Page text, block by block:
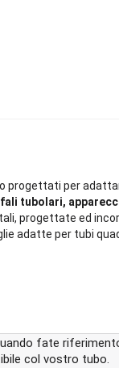
progettati per
tubolari,
progettate ed
adatte per tubi
fate
col vostro tubo.